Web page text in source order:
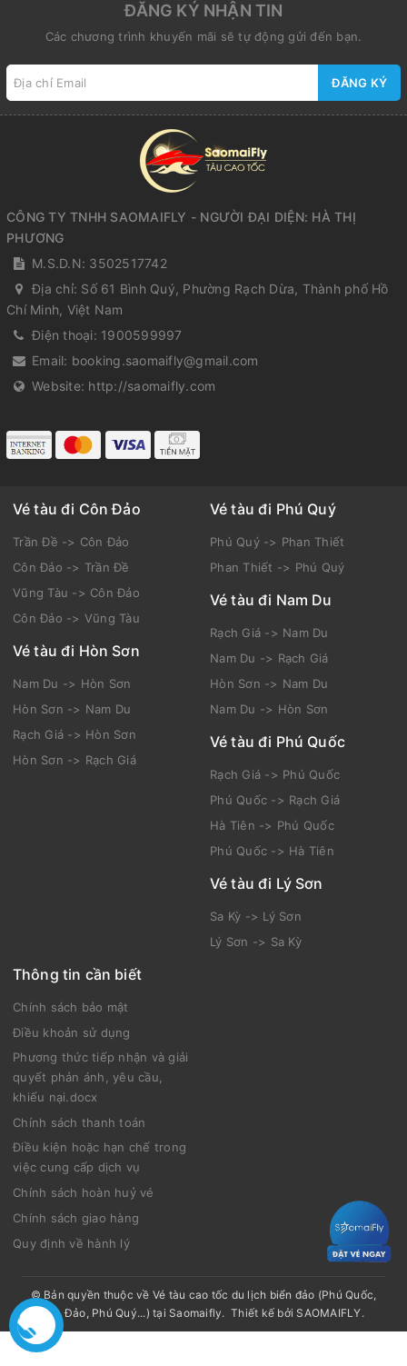
ĐĂNG KÝ NHẬN TIN
Các chương trình khuyến mãi sẽ tự động gửi đến bạn.
ĐĂNG KÝ
CÔNG TY TNHH SAOMAIFLY - NGƯỜI ĐẠI DIỆN: HÀ THỊ
PHƯƠNG
M.S.D.N: 3502517742
Địa chỉ: Số 61 Bình Quý, Phường Rạch Dừa, Thành phố Hồ
Chí Minh, Việt Nam
Điện thoại: 1900599997
Email: booking.saomaifly@gmail.com
Website: http://saomaifly.com
Vé tàu đi Côn Đảo
Trần Đề -> Côn Đảo
Côn Đảo -> Trần Đề
Vũng Tàu -> Côn Đảo
Côn Đảo -> Vũng Tàu
Vé tàu đi Hòn Sơn
Nam Du -> Hòn Sơn
Hòn Sơn -> Nam Du
Rạch Giá -> Hòn Sơn
Hòn Sơn -> Rạch Giá
Vé tàu đi Phú Quý
Phú Quý -> Phan Thiết
Phan Thiết -> Phú Quý
Vé tàu đi Nam Du
Rạch Giá -> Nam Du
Nam Du -> Rạch Giá
Hòn Sơn -> Nam Du
Nam Du -> Hòn Sơn
Vé tàu đi Phú Quốc
Rạch Giá -> Phú Quốc
Phú Quốc -> Rạch Giá
Hà Tiên -> Phú Quốc
Phú Quốc -> Hà Tiên
Vé tàu đi Lý Sơn
Sa Kỳ -> Lý Sơn
Lý Sơn -> Sa Kỳ
Thông tin cần biết
Chính sách bảo mật
Điều khoản sử dụng
Phương thức tiếp nhận và giải
quyết phản ánh, yêu cầu,
khiếu nại.docx
Chính sách thanh toán
Điều kiện hoặc hạn chế trong
việc cung cấp dịch vụ
Chính sách hoàn huỷ vé
Chính sách giao hàng
Quy định về hành lý
© Bản quyền thuộc về Vé tàu cao tốc du lịch biển đảo (Phú Quốc,
Côn Đảo, Phú Quý...) tại Saomaifly.Thiết kế bởi SAOMAIFLY.